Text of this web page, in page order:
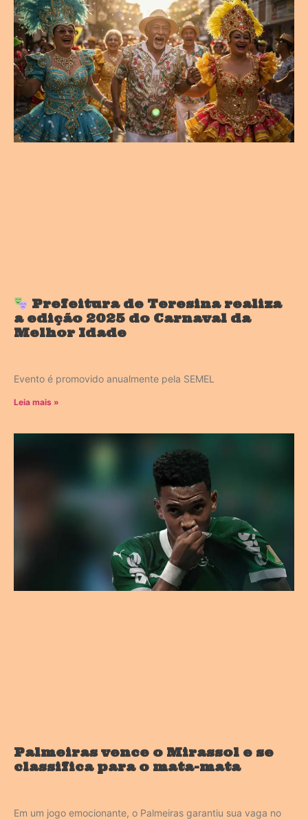
Prefeitura de Teresina realiza
a edição 2025 do Carnaval da
Melhor Idade
Evento é promovido anualmente pela SEMEL
Leia mais »
Palmeiras vence o Mirassol e se
classifica para o mata-mata
Em um jogo emocionante, o Palmeiras garantiu sua vaga no